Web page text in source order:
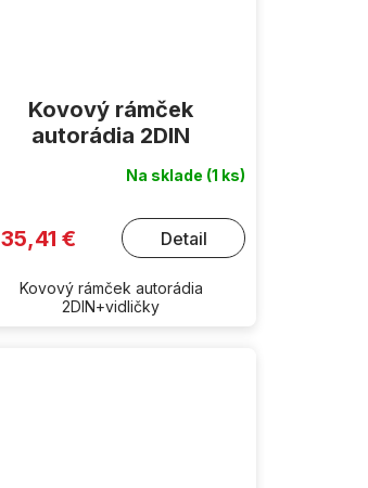
Kovový rámček
autorádia 2DIN
Na sklade (1 ks)
35,41 € Detail
Kovový rámček autorádia
2DIN+vidličky